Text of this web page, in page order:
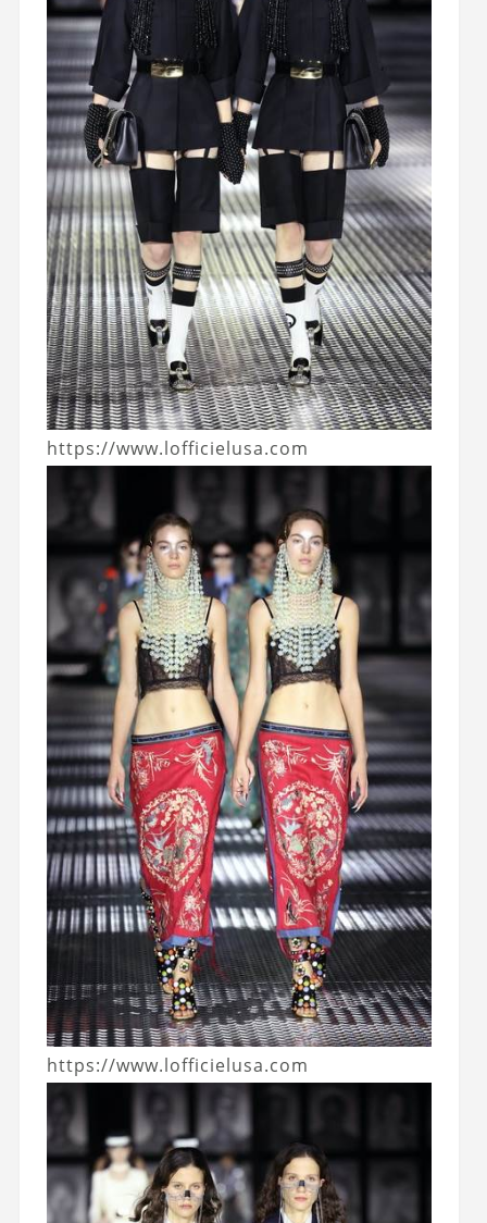
https://www.lofficielusa.com
https://www.lofficielusa.com